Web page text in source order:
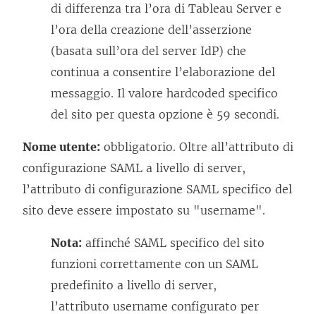
di differenza tra l’ora di Tableau Server e
l’ora della creazione dell’asserzione
(basata sull’ora del server IdP) che
continua a consentire l’elaborazione del
messaggio. Il valore hardcoded specifico
del sito per questa opzione è 59 secondi.
Nome utente: obbligatorio. Oltre all’attributo di
configurazione SAML a livello di server,
l’attributo di configurazione SAML specifico del
sito deve essere impostato su "username".
Nota: affinché SAML specifico del sito
funzioni correttamente con un SAML
predefinito a livello di server,
l’attributo username configurato per